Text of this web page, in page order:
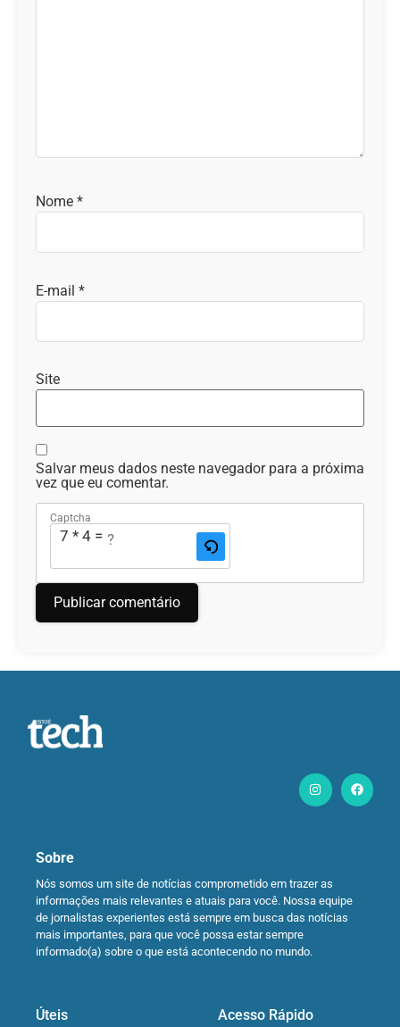
Nome *
E-mail *
Site
Salvar meus dados neste navegador para a próxima
vez que eu comentar.
Captcha
7 * 4 = ?
Sobre
Nós somos um site de notícias comprometido em trazer as
informações mais relevantes e atuais para você. Nossa equipe
de jornalistas experientes está sempre em busca das notícias
mais importantes, para que você possa estar sempre
informado(a) sobre o que está acontecendo no mundo.
Úteis Acesso Rápido